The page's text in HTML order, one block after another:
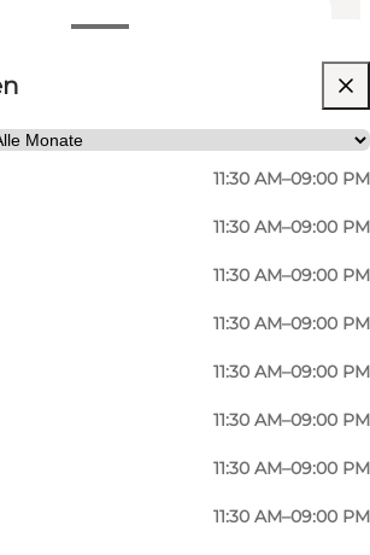
anzeigen
11:30 AM–09:00 PM
11:30 AM–09:00 PM
11:30 AM–09:00 PM
11:30 AM–09:00 PM
11:30 AM–09:00 PM
11:30 AM–09:00 PM
11:30 AM–09:00 PM
11:30 AM–09:00 PM
Partner, Mir selbst, Kinder
Foto: